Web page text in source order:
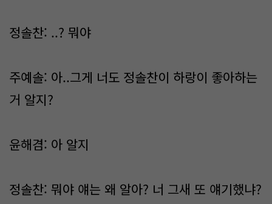
정솔찬: ..? 뭐야
주예솔: 아..그게 너도 정솔찬이 하랑이 좋아하는
거 알지?
윤해겸: 아 알지
정솔찬: 뭐야 얘는 왜 알아? 너 그새 또 얘기했냐?